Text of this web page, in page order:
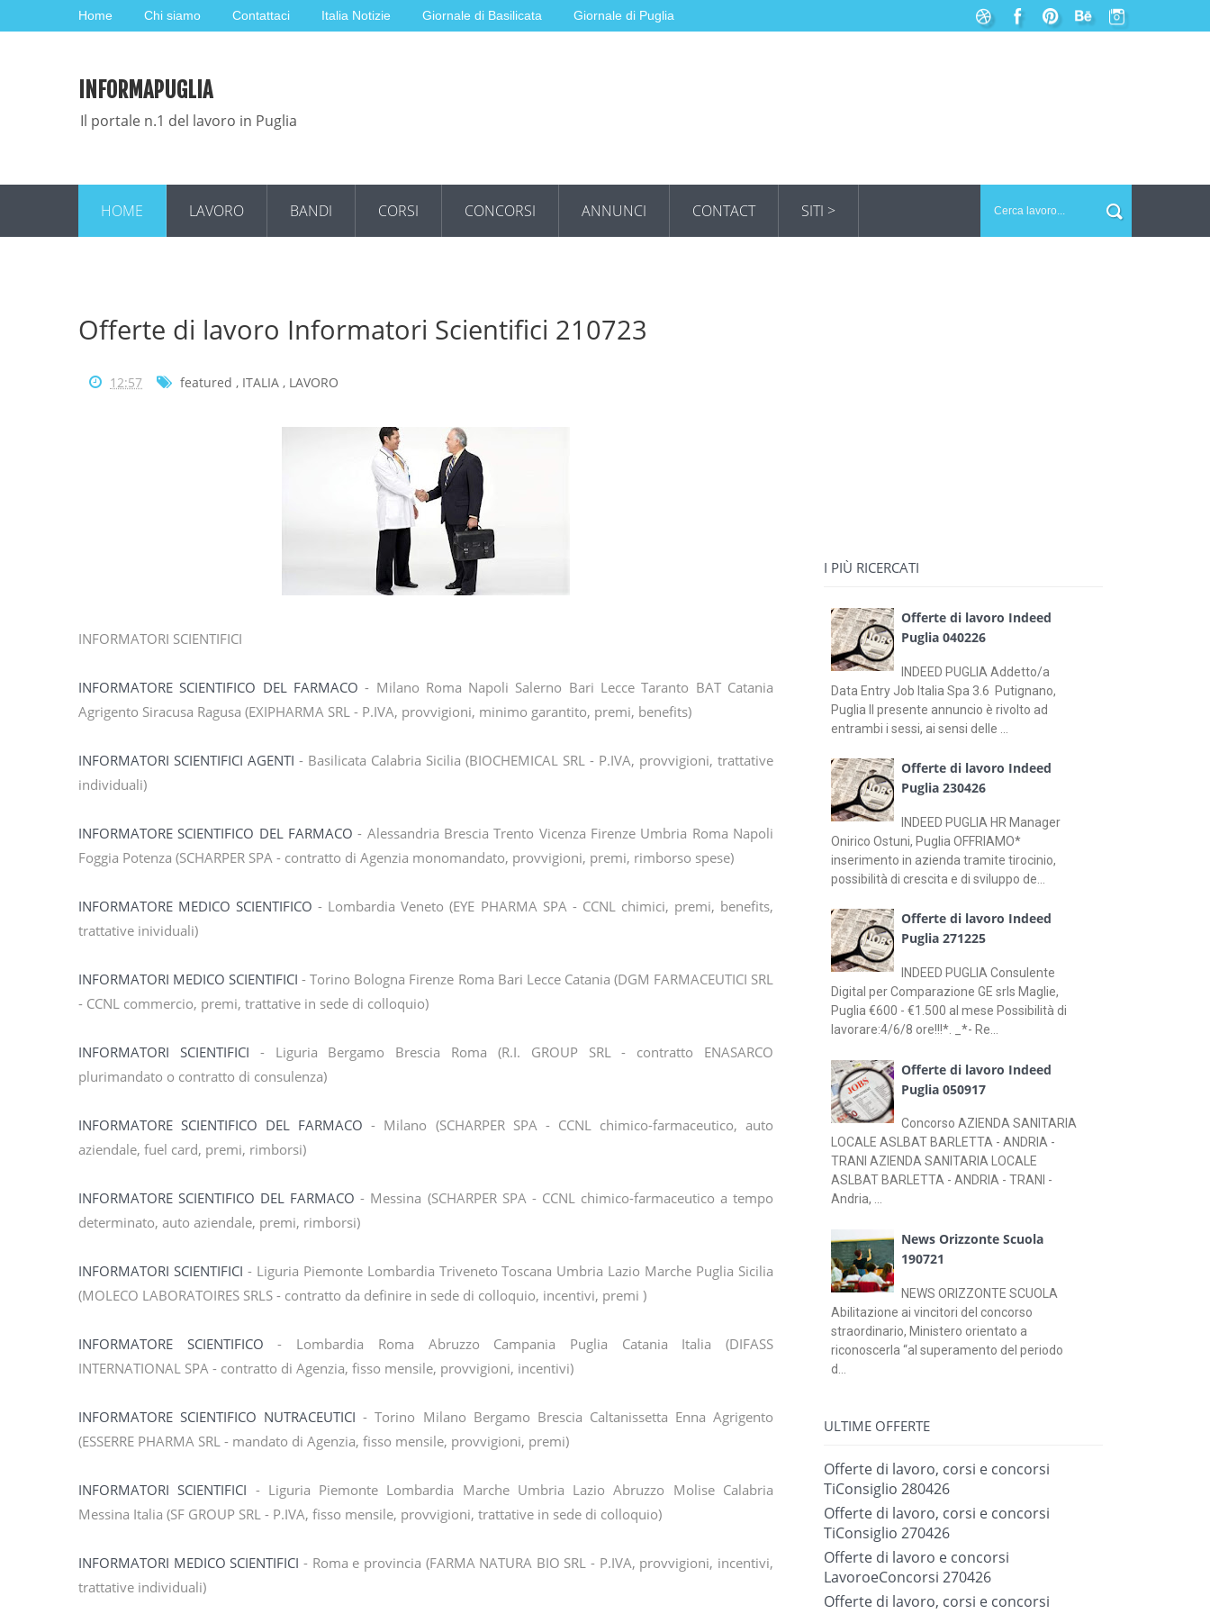
Home Chi siamo Contattaci Italia Notizie Giornale di Basilicata Giornale di Puglia
INFORMAPUGLIA
Il portale n.1 del lavoro in Puglia
HOME LAVORO BANDI CORSI CONCORSI ANNUNCI CONTACT SITI >
Offerte di lavoro Informatori Scientifici 210723
12:57 featured , ITALIA , LAVORO
INFORMATORI SCIENTIFICI
INFORMATORE SCIENTIFICO DEL FARMACO - Milano Roma Napoli Salerno Bari Lecce Taranto BAT Catania
Agrigento Siracusa Ragusa (EXIPHARMA SRL - P.IVA, provvigioni, minimo garantito, premi, benefits)
INFORMATORI SCIENTIFICI AGENTI - Basilicata Calabria Sicilia (BIOCHEMICAL SRL - P.IVA, provvigioni, trattative
individuali)
INFORMATORE SCIENTIFICO DEL FARMACO - Alessandria Brescia Trento Vicenza Firenze Umbria Roma Napoli
Foggia Potenza (SCHARPER SPA - contratto di Agenzia monomandato, provvigioni, premi, rimborso spese)
INFORMATORE MEDICO SCIENTIFICO - Lombardia Veneto (EYE PHARMA SPA - CCNL chimici, premi, benefits,
trattative inividuali)
INFORMATORI MEDICO SCIENTIFICI - Torino Bologna Firenze Roma Bari Lecce Catania (DGM FARMACEUTICI SRL
- CCNL commercio, premi, trattative in sede di colloquio)
INFORMATORI SCIENTIFICI - Liguria Bergamo Brescia Roma (R.I. GROUP SRL - contratto ENASARCO
plurimandato o contratto di consulenza)
INFORMATORE SCIENTIFICO DEL FARMACO - Milano (SCHARPER SPA - CCNL chimico-farmaceutico, auto
aziendale, fuel card, premi, rimborsi)
INFORMATORE SCIENTIFICO DEL FARMACO - Messina (SCHARPER SPA - CCNL chimico-farmaceutico a tempo
determinato, auto aziendale, premi, rimborsi)
INFORMATORI SCIENTIFICI - Liguria Piemonte Lombardia Triveneto Toscana Umbria Lazio Marche Puglia Sicilia
(MOLECO LABORATOIRES SRLS - contratto da definire in sede di colloquio, incentivi, premi )
INFORMATORE SCIENTIFICO - Lombardia Roma Abruzzo Campania Puglia Catania Italia (DIFASS
INTERNATIONAL SPA - contratto di Agenzia, fisso mensile, provvigioni, incentivi)
INFORMATORE SCIENTIFICO NUTRACEUTICI - Torino Milano Bergamo Brescia Caltanissetta Enna Agrigento
(ESSERRE PHARMA SRL - mandato di Agenzia, fisso mensile, provvigioni, premi)
INFORMATORI SCIENTIFICI - Liguria Piemonte Lombardia Marche Umbria Lazio Abruzzo Molise Calabria
Messina Italia (SF GROUP SRL - P.IVA, fisso mensile, provvigioni, trattative in sede di colloquio)
INFORMATORI MEDICO SCIENTIFICI - Roma e provincia (FARMA NATURA BIO SRL - P.IVA, provvigioni, incentivi,
trattative individuali)
I PIÙ RICERCATI
Offerte di lavoro Indeed
Puglia 040226
INDEED PUGLIA Addetto/a
Data Entry Job Italia Spa 3.6 Putignano,
Puglia Il presente annuncio è rivolto ad
entrambi i sessi, ai sensi delle ...
Offerte di lavoro Indeed
Puglia 230426
INDEED PUGLIA HR Manager
Onirico Ostuni, Puglia OFFRIAMO*
inserimento in azienda tramite tirocinio,
possibilità di crescita e di sviluppo de...
Offerte di lavoro Indeed
Puglia 271225
INDEED PUGLIA Consulente
Digital per Comparazione GE srls Maglie,
Puglia €600 - €1.500 al mese Possibilità di
lavorare:4/6/8 ore!!!*. _*- Re...
Offerte di lavoro Indeed
Puglia 050917
Concorso AZIENDA SANITARIA
LOCALE ASLBAT BARLETTA - ANDRIA -
TRANI AZIENDA SANITARIA LOCALE
ASLBAT BARLETTA - ANDRIA - TRANI -
Andria, ...
News Orizzonte Scuola
190721
NEWS ORIZZONTE SCUOLA
Abilitazione ai vincitori del concorso
straordinario, Ministero orientato a
riconoscerla “al superamento del periodo
d...
ULTIME OFFERTE
Offerte di lavoro, corsi e concorsi
TiConsiglio 280426
Offerte di lavoro, corsi e concorsi
TiConsiglio 270426
Offerte di lavoro e concorsi
LavoroeConcorsi 270426
Offerte di lavoro, corsi e concorsi